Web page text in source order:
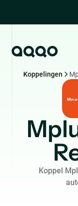
Koppelingen
Koppel